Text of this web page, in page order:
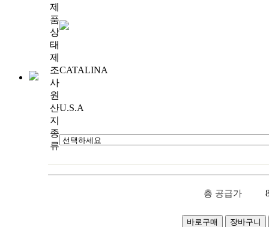
제
품
상
태
제
조
사
CATALINA
원
산
지
U.S.A
종
류
총 공급가